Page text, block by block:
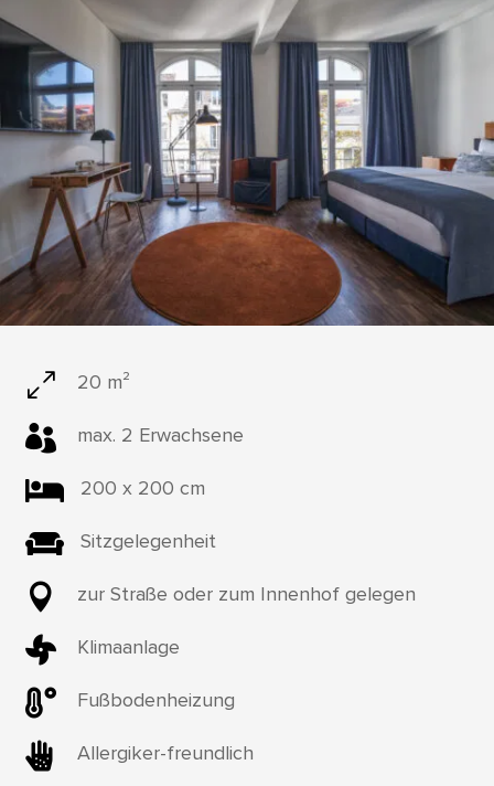
0 20 m²
 max. 2 Erwachsene
 200 x 200 cm
 Sitzgelegenheit
 zur Straße oder zum Innenhof gelegen
 Klimaanlage
 Fußbodenheizung
 Allergiker-freundlich